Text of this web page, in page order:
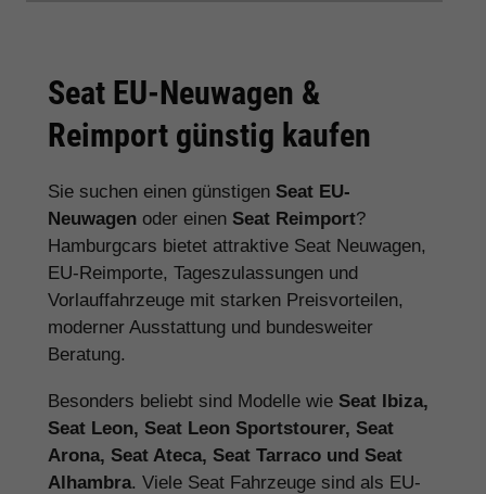
Seat EU-Neuwagen &
Reimport günstig kaufen
Sie suchen einen günstigen Seat EU-
Neuwagen oder einen Seat Reimport?
Hamburgcars bietet attraktive Seat Neuwagen,
EU-Reimporte, Tageszulassungen und
Vorlauffahrzeuge mit starken Preisvorteilen,
moderner Ausstattung und bundesweiter
Beratung.
Besonders beliebt sind Modelle wie Seat Ibiza,
Seat Leon, Seat Leon Sportstourer, Seat
Arona, Seat Ateca, Seat Tarraco und Seat
Alhambra. Viele Seat Fahrzeuge sind als EU-